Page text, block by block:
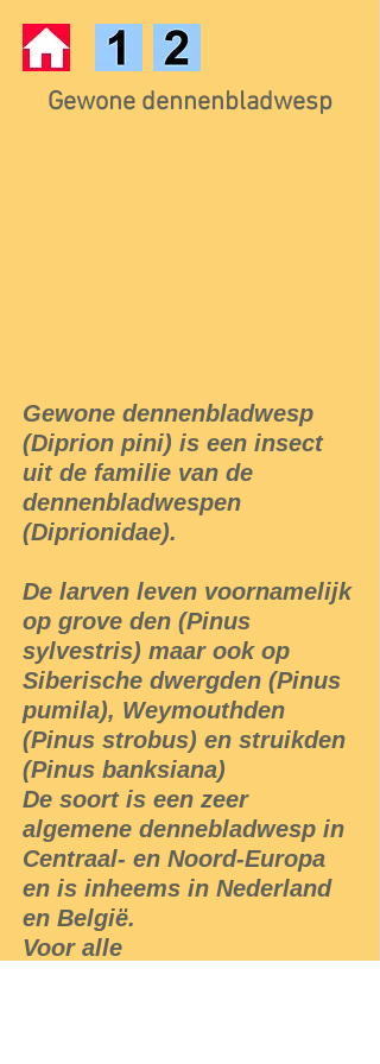
Gewone dennenbladwesp
Gewone dennenbladwesp
(Diprion pini) is een insect
uit de familie van de
dennenbladwespen
(Diprionidae).
De larven leven voornamelijk
op grove den (Pinus
sylvestris) maar ook op
Siberische dwergden (Pinus
pumila), Weymouthden
(Pinus strobus) en struikden
(Pinus banksiana)
De soort is een zeer
algemene dennebladwesp in
Centraal- en Noord-Europa
en is inheems in Nederland
en België.
Voor alle